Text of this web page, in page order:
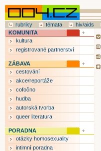
rubriky témata hiv/aids
KOMUNITA
kultura
registrované partnerství
ZÁBAVA
cestování
akce/reportáže
cofočno
hudba
autorská tvorba
queer literatura
PORADNA
otázky homosexuality
intimní poradna